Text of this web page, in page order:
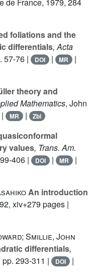
foliations and the
differentials, Acta
57-76 | DOI | MR |
theory and
Mathematics, John
MR | Zbl
values, Trans. Am.
406 | DOI | MR |
An introduction
xiv+279 pages |
Smillie, John
differentials,
293-311 | DOI |